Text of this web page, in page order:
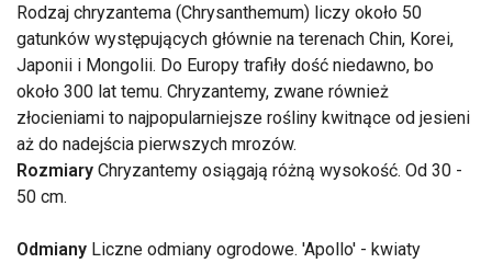
Rodzaj chryzantema (Chrysanthemum) liczy około 50
gatunków występujących głównie na terenach Chin, Korei,
Japonii i Mongolii. Do Europy trafiły dość niedawno, bo
około 300 lat temu. Chryzantemy, zwane również
złocieniami to najpopularniejsze rośliny kwitnące od jesieni
aż do nadejścia pierwszych mrozów.
Rozmiary Chryzantemy osiągają różną wysokość. Od 30 -
50 cm.
Odmiany Liczne odmiany ogrodowe. 'Apollo' - kwiaty